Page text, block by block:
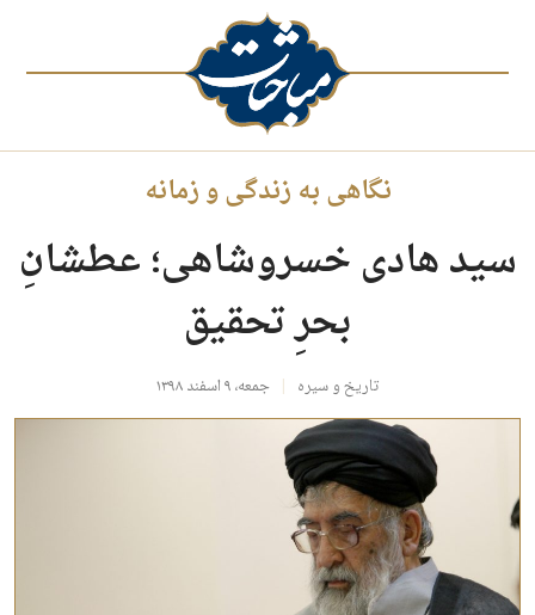
نگاهی به زندگی و زمانه‌
سید هادی خسروشاهی؛ عطشانِ
بحرِ تحقیق
تاریخ و سیره جمعه، ۹ اسفند ۱۳۹۸